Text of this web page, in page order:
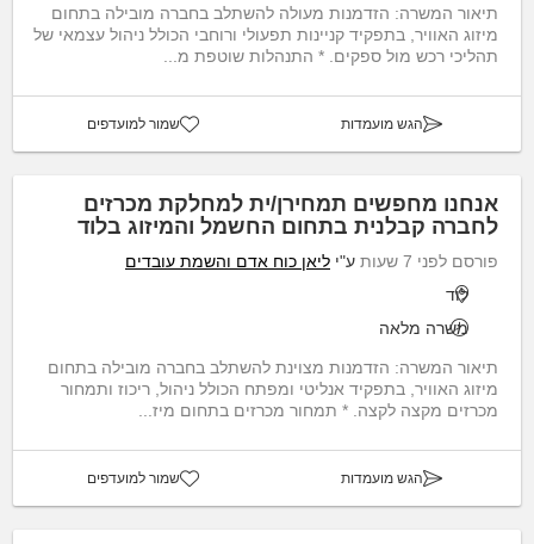
תיאור המשרה: הזדמנות מעולה להשתלב בחברה מובילה בתחום
מיזוג האוויר, בתפקיד קניינות תפעולי ורוחבי הכולל ניהול עצמאי של
תהליכי רכש מול ספקים. * התנהלות שוטפת מ...
הגש מועמדות שמור למועדפים
אנחנו מחפשים תמחירן/ית למחלקת מכרזים
לחברה קבלנית בתחום החשמל והמיזוג בלוד
פורסם לפני 7 שעות ע"י ליאן כוח אדם והשמת עובדים
לוד
משרה מלאה
תיאור המשרה: הזדמנות מצוינת להשתלב בחברה מובילה בתחום
מיזוג האוויר, בתפקיד אנליטי ומפתח הכולל ניהול, ריכוז ותמחור
מכרזים מקצה לקצה. * תמחור מכרזים בתחום מיז...
הגש מועמדות שמור למועדפים